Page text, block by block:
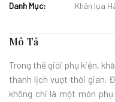
Danh Mục: Khăn lụa
Mô Tả
Trong thế giới phụ kiện,
thanh lịch vượt thời gian.
không chỉ là một món